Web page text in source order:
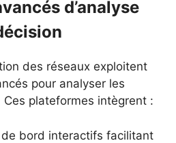
d’analyse
des réseaux exploitent
pour analyser les
plateformes intègrent :
bord interactifs facilitant